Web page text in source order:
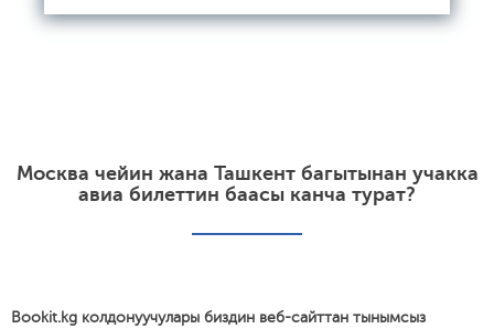
Москва чейин жана Ташкент багытынан учакка
авиа билеттин баасы канча турат?
Bookit.kg колдонуучулары биздин веб-сайттан тынымсыз